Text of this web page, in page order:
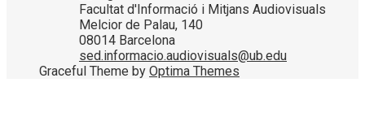
Facultat d'Informació i Mitjans Audiovisuals
Melcior de Palau, 140
08014 Barcelona
sed.informacio.audiovisuals@ub.edu
Graceful Theme by Optima Themes